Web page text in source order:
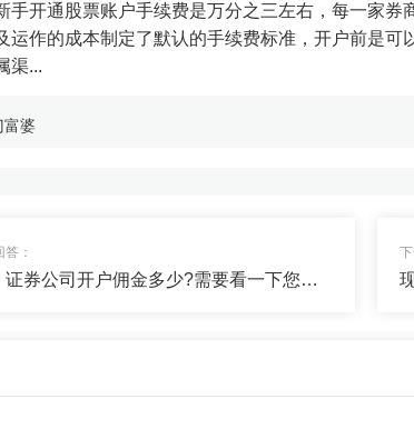
手开通股票账户手续费是万分之三左右，每一家
运作的成本制定了默认的手续费标准，开户前是
渠...
富婆
产配置方案建议配置活钱20%+稳钱50%+长钱30
答：
您好，证券公司开户佣金多少?需要看一下您开户的渠道的，如果自行去官网开户，佣金默认都是比较高的，在万三到千三之间的，想要开通低佣证券账户，咱们最好联系客户经理在券商平台进行开户办理的，...